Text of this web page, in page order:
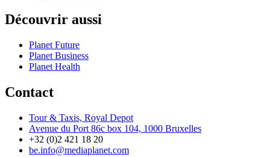
Découvrir aussi
Planet Future
Planet Business
Planet Health
Contact
Tour & Taxis, Royal Depot
Avenue du Port 86c box 104, 1000 Bruxelles
+32 (0)2 421 18 20
be.info@mediaplanet.com